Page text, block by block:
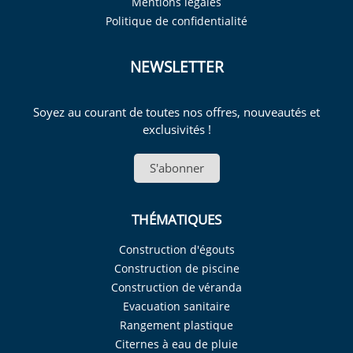
Politique de confidentialité
NEWSLETTER
Soyez au courant de toutes nos offres, nouveautés et
exclusivités !
S'abonner
THÉMATIQUES
Construction d'égouts
Construction de piscine
Construction de véranda
Evacuation sanitaire
Rangement plastique
Citernes à eau de pluie